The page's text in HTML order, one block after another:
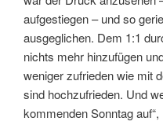
aufgestiegen – und so
ausgeglichen. Dem 1:1
nichts mehr hinzufügen
weniger zufrieden wie mit
sind hochzufrieden. Und
kommenden Sonntag